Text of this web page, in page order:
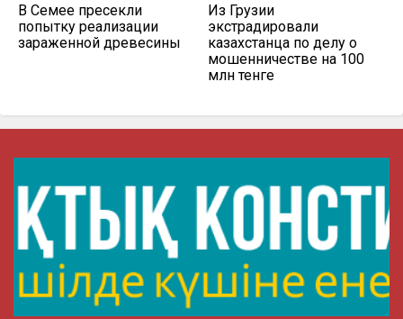
В Семее пресекли
попытку реализации
зараженной древесины
Из Грузии
экстрадировали
казахстанца по делу о
мошенничестве на 100
млн тенге